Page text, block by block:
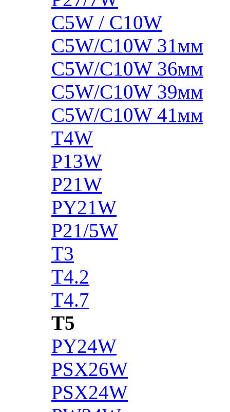
C5W / C10W
C5W/C10W 31мм
C5W/C10W 36мм
C5W/C10W 39мм
C5W/C10W 41мм
T4W
P13W
P21W
PY21W
P21/5W
T3
T4.2
T4.7
T5
PY24W
PSX26W
PSX24W